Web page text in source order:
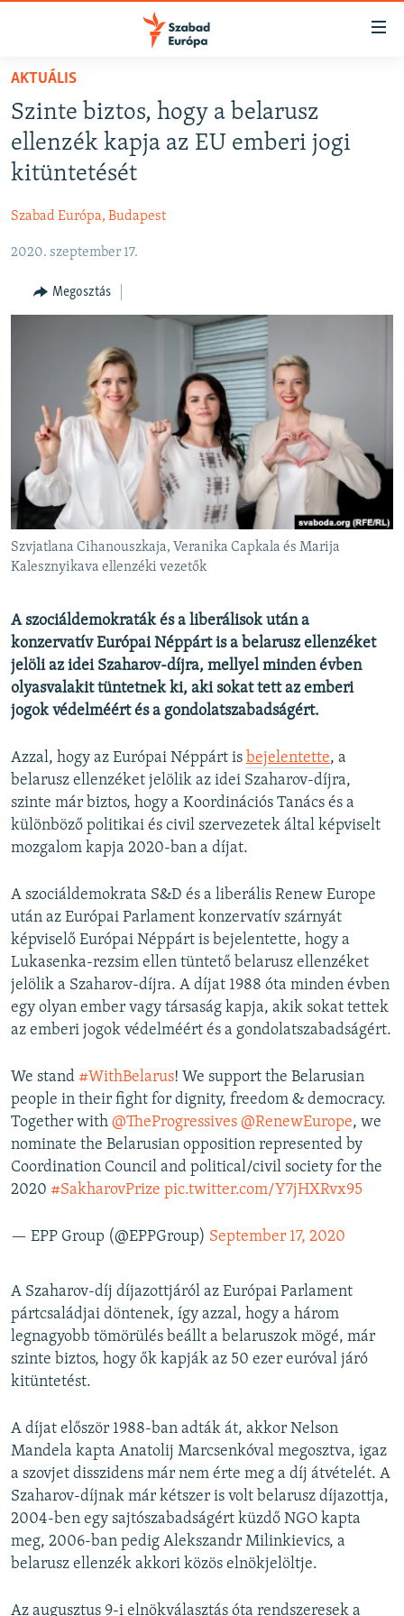
Akadálymentes
Ugrás
fő
oldalra
Ugrás
tartalomjegyzékre
NAPIRENDEN
AKTUÁLIS
PODCASTOK
ELEMZŐ
NER15
SZABADON
DEMOKRÁCIA
A PÉNZ NYOMÁBAN
EURÓPAI UNIÓ
VILÁG
KLÍMAVÁLTOZÁS
A MÚLT TANULSÁGAI
KÖVESSEN MINKET!
Valamennyi RFE/RL weboldal
AKTUÁLIS
Szinte biztos, hogy a belarusz
ellenzék kapja az EU emberi jogi
kitüntetését
Szabad Európa, Budapest
2020. szeptember 17.
Megosztás
Szvjatlana Cihanouszkaja, Veranika Capkala és Marija
Kalesznyikava ellenzéki vezetők
A szociáldemokraták és a liberálisok után a
konzervatív Európai Néppárt is a belarusz ellenzéket
jelöli az idei Szaharov-díjra, mellyel minden évben
olyasvalakit tüntetnek ki, aki sokat tett az emberi
jogok védelméért és a gondolatszabadságért.
Azzal, hogy az Európai Néppárt is bejelentette, a
belarusz ellenzéket jelölik az idei Szaharov-díjra,
szinte már biztos, hogy a Koordinációs Tanács és a
különböző politikai és civil szervezetek által képviselt
mozgalom kapja 2020-ban a díjat.
A szociáldemokrata S&D és a liberális Renew Europe
után az Európai Parlament konzervatív szárnyát
képviselő Európai Néppárt is bejelentette, hogy a
Lukasenka-rezsim ellen tüntető belarusz ellenzéket
jelölik a Szaharov-díjra. A díjat 1988 óta minden évben
egy olyan ember vagy társaság kapja, akik sokat tettek
az emberi jogok védelméért és a gondolatszabadságért.
We stand #WithBelarus! We support the Belarusian
people in their fight for dignity, freedom & democracy.
Together with @TheProgressives @RenewEurope, we
nominate the Belarusian opposition represented by
Coordination Council and political/civil society for the
2020 #SakharovPrize pic.twitter.com/Y7jHXRvx95
— EPP Group (@EPPGroup) September 17, 2020
A Szaharov-díj díjazottjáról az Európai Parlament
pártcsaládjai döntenek, így azzal, hogy a három
legnagyobb tömörülés beállt a belaruszok mögé, már
szinte biztos, hogy ők kapják az 50 ezer euróval járó
kitüntetést.
A díjat először 1988-ban adták át, akkor Nelson
Mandela kapta Anatolij Marcsenkóval megosztva, igaz
a szovjet disszidens már nem érte meg a díj átvételét. A
Szaharov-díjnak már kétszer is volt belarusz díjazottja,
2004-ben egy sajtószabadságért küzdő NGO kapta
meg, 2006-ban pedig Alekszandr Milinkievics, a
belarusz ellenzék akkori közös elnökjelöltje.
Az augusztus 9-i elnökválasztás óta rendszeresek a
FELIRATKOZÁS
Spotify